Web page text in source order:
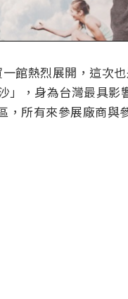
館熱烈展開，這次
」，身為台灣最具影
所有來參展廠商與